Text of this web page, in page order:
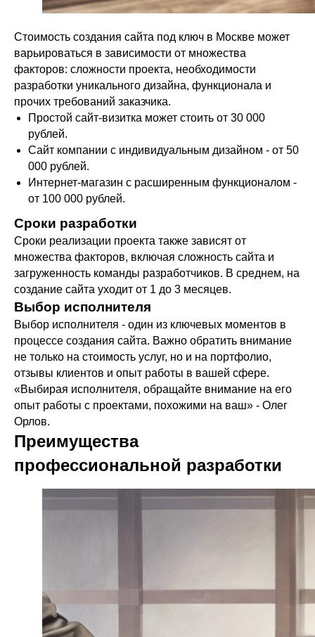
Стоимость создания сайта под ключ в Москве может
варьироваться в зависимости от множества
факторов: сложности проекта, необходимости
разработки уникального дизайна, функционала и
прочих требований заказчика.
Простой сайт-визитка может стоить от 30 000
рублей.
Сайт компании с индивидуальным дизайном - от 50
000 рублей.
Интернет-магазин с расширенным функционалом -
от 100 000 рублей.
Сроки разработки
Сроки реализации проекта также зависят от
множества факторов, включая сложность сайта и
загруженность команды разработчиков. В среднем, на
создание сайта уходит от 1 до 3 месяцев.
Выбор исполнителя
Выбор исполнителя - один из ключевых моментов в
процессе создания сайта. Важно обратить внимание
не только на стоимость услуг, но и на портфолио,
отзывы клиентов и опыт работы в вашей сфере.
«Выбирая исполнителя, обращайте внимание на его
опыт работы с проектами, похожими на ваш» - Олег
Орлов.
Преимущества
профессиональной разработки